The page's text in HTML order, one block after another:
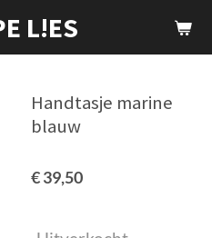
L!ES
Handtasje marine
blauw
€ 39,50